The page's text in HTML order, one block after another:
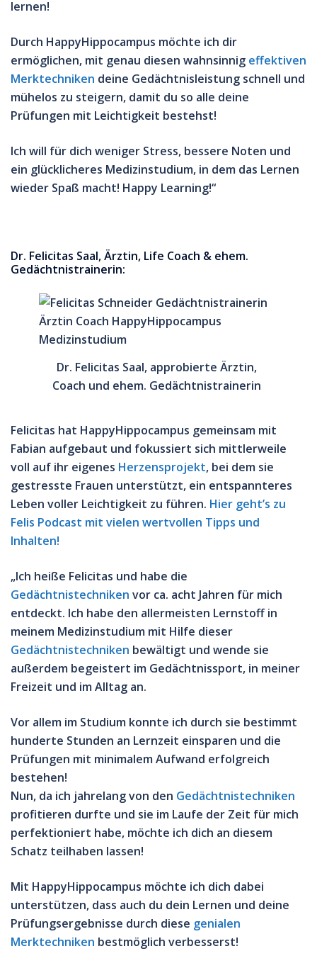
lernen!
Durch HappyHippocampus möchte ich dir
ermöglichen, mit genau diesen wahnsinnig effektiven
Merktechniken deine Gedächtnisleistung schnell und
mühelos zu steigern, damit du so alle deine
Prüfungen mit Leichtigkeit bestehst!
Ich will für dich weniger Stress, bessere Noten und
ein glücklicheres Medizinstudium, in dem das Lernen
wieder Spaß macht! Happy Learning!“
Dr. Felicitas Saal, Ärztin, Life Coach & ehem.
Gedächtnistrainerin:
Dr. Felicitas Saal, approbierte Ärztin,
Coach und ehem. Gedächtnistrainerin
Felicitas hat HappyHippocampus gemeinsam mit
Fabian aufgebaut und fokussiert sich mittlerweile
voll auf ihr eigenes Herzensprojekt, bei dem sie
gestresste Frauen unterstützt, ein entspannteres
Leben voller Leichtigkeit zu führen. Hier geht’s zu
Felis Podcast mit vielen wertvollen Tipps und
Inhalten!
„Ich heiße Felicitas und habe die
Gedächtnistechniken vor ca. acht Jahren für mich
entdeckt. Ich habe den allermeisten Lernstoff in
meinem Medizinstudium mit Hilfe dieser
Gedächtnistechniken bewältigt und wende sie
außerdem begeistert im Gedächtnissport, in meiner
Freizeit und im Alltag an.
Vor allem im Studium konnte ich durch sie bestimmt
hunderte Stunden an Lernzeit einsparen und die
Prüfungen mit minimalem Aufwand erfolgreich
bestehen!
Nun, da ich jahrelang von den Gedächtnistechniken
profitieren durfte und sie im Laufe der Zeit für mich
perfektioniert habe, möchte ich dich an diesem
Schatz teilhaben lassen!
Mit HappyHippocampus möchte ich dich dabei
unterstützen, dass auch du dein Lernen und deine
Prüfungsergebnisse durch diese genialen
Merktechniken bestmöglich verbesserst!